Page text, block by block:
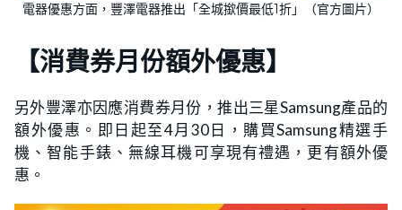
電器優惠方面，豐澤電器推出「全城撳價最低1折」（官方圖片）
【消費券月份額外優惠】
另外豐澤亦因應消費券月份，推出三星Samsung產品的
額外優惠。即日起至4月30日，購買Samsung精選手
機、智能手錶、無線耳機可享現有禮遇，更有額外優
惠。